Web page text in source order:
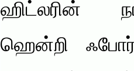
ஹிட்லரின்
ஹென்றி